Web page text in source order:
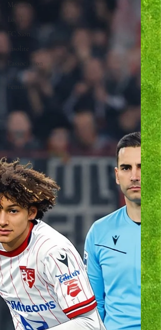
Mercato
FC Sion
Insolite
L'association
Féminin